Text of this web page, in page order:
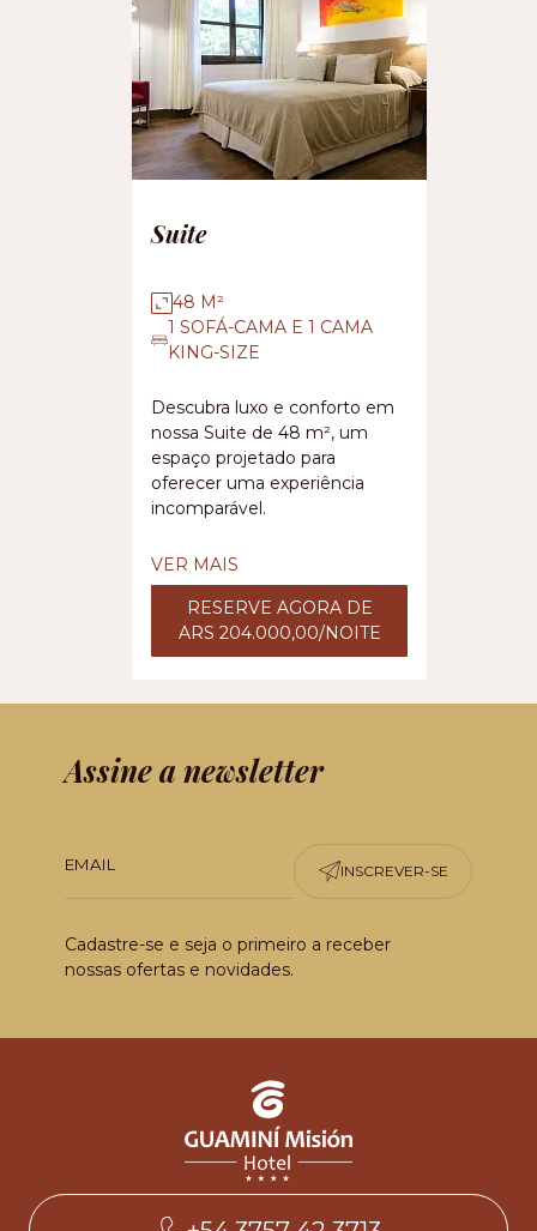
Suite
48 M²
1 SOFÁ-CAMA E 1 CAMA
KING-SIZE
Descubra luxo e conforto em
nossa Suite de 48 m², um
espaço projetado para
oferecer uma experiência
incomparável.
VER MAIS
RESERVE AGORA DE
ARS 204.000,00/NOITE
Assine a newsletter
INSCREVER-SE
Cadastre-se e seja o primeiro a receber
nossas ofertas e novidades.